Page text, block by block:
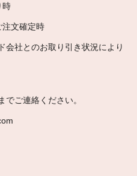
時
注文確定時
社とのお取り引き状況により
ご連絡ください。